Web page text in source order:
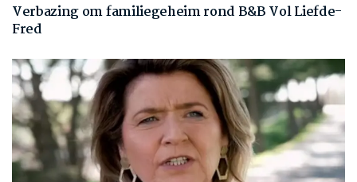
Verbazing om familiegeheim rond B&B Vol Liefde-
Fred